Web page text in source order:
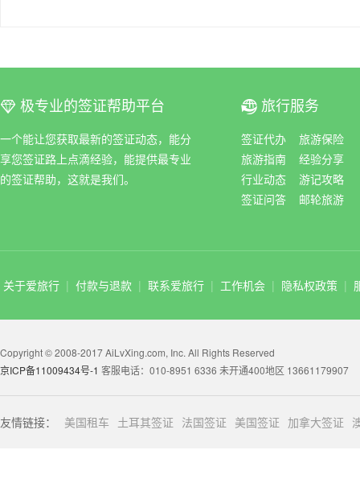
ꀆ 极专业的签证帮助平台
一个能让您获取最新的签证动态，能分
享您签证路上点滴经验，能提供最专业
的签证帮助，这就是我们。
ꀇ 旅行服务
签证代办
旅游保险
旅游指南
经验分享
行业动态
游记攻略
签证问答
邮轮旅游
关于爱旅行 | 付款与退款 | 联系爱旅行 | 工作机会 | 隐私权政策 |
Copyright © 2008-2017 AiLvXing.com, Inc. All Rights Reserved
京ICP备11009434号-1 客服电话：010-8951 6336 未开通400地区 13661179907
友情链接： 美国租车 土耳其签证 法国签证 美国签证 加拿大签证